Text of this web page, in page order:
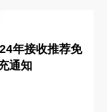
年接收推荐免
通知